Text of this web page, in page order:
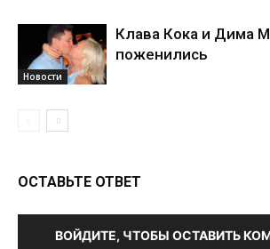
Новости
Клава Кока и Дима
поженились
ОСТАВЬТЕ ОТВЕТ
ВОЙДИТЕ, ЧТОБЫ ОСТАВИТЬ